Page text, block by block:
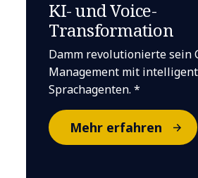
KI- und Voice-
Transformation
Damm revolutionierte sein
Management mit
Sprachagenten. *
Mehr erfahren